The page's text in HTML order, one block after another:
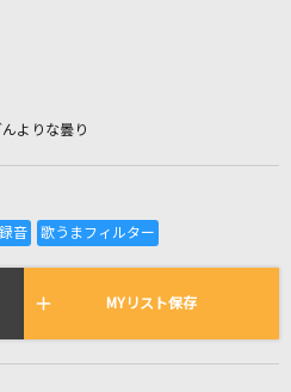
りれき
われている曲の一覧
よりな曇り
MYリスト保存